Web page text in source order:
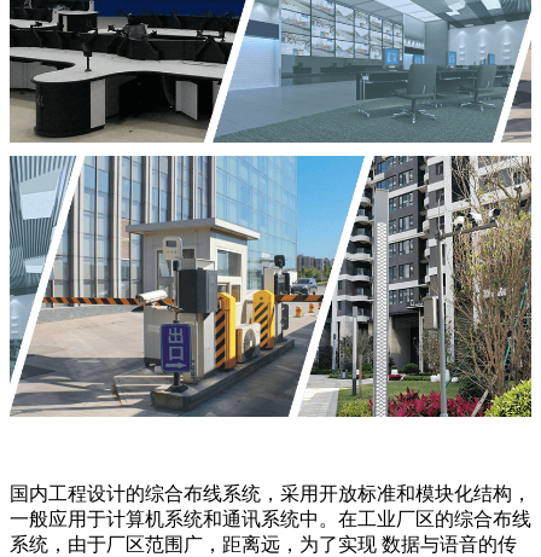
国内工程设计的综合布线系统，采用开放标准和模块化结构，
一般应用于计算机系统和通讯系统中。在工业厂区的综合布线
系统，由于厂区范围广，距离远，为了实现 数据与语音的传